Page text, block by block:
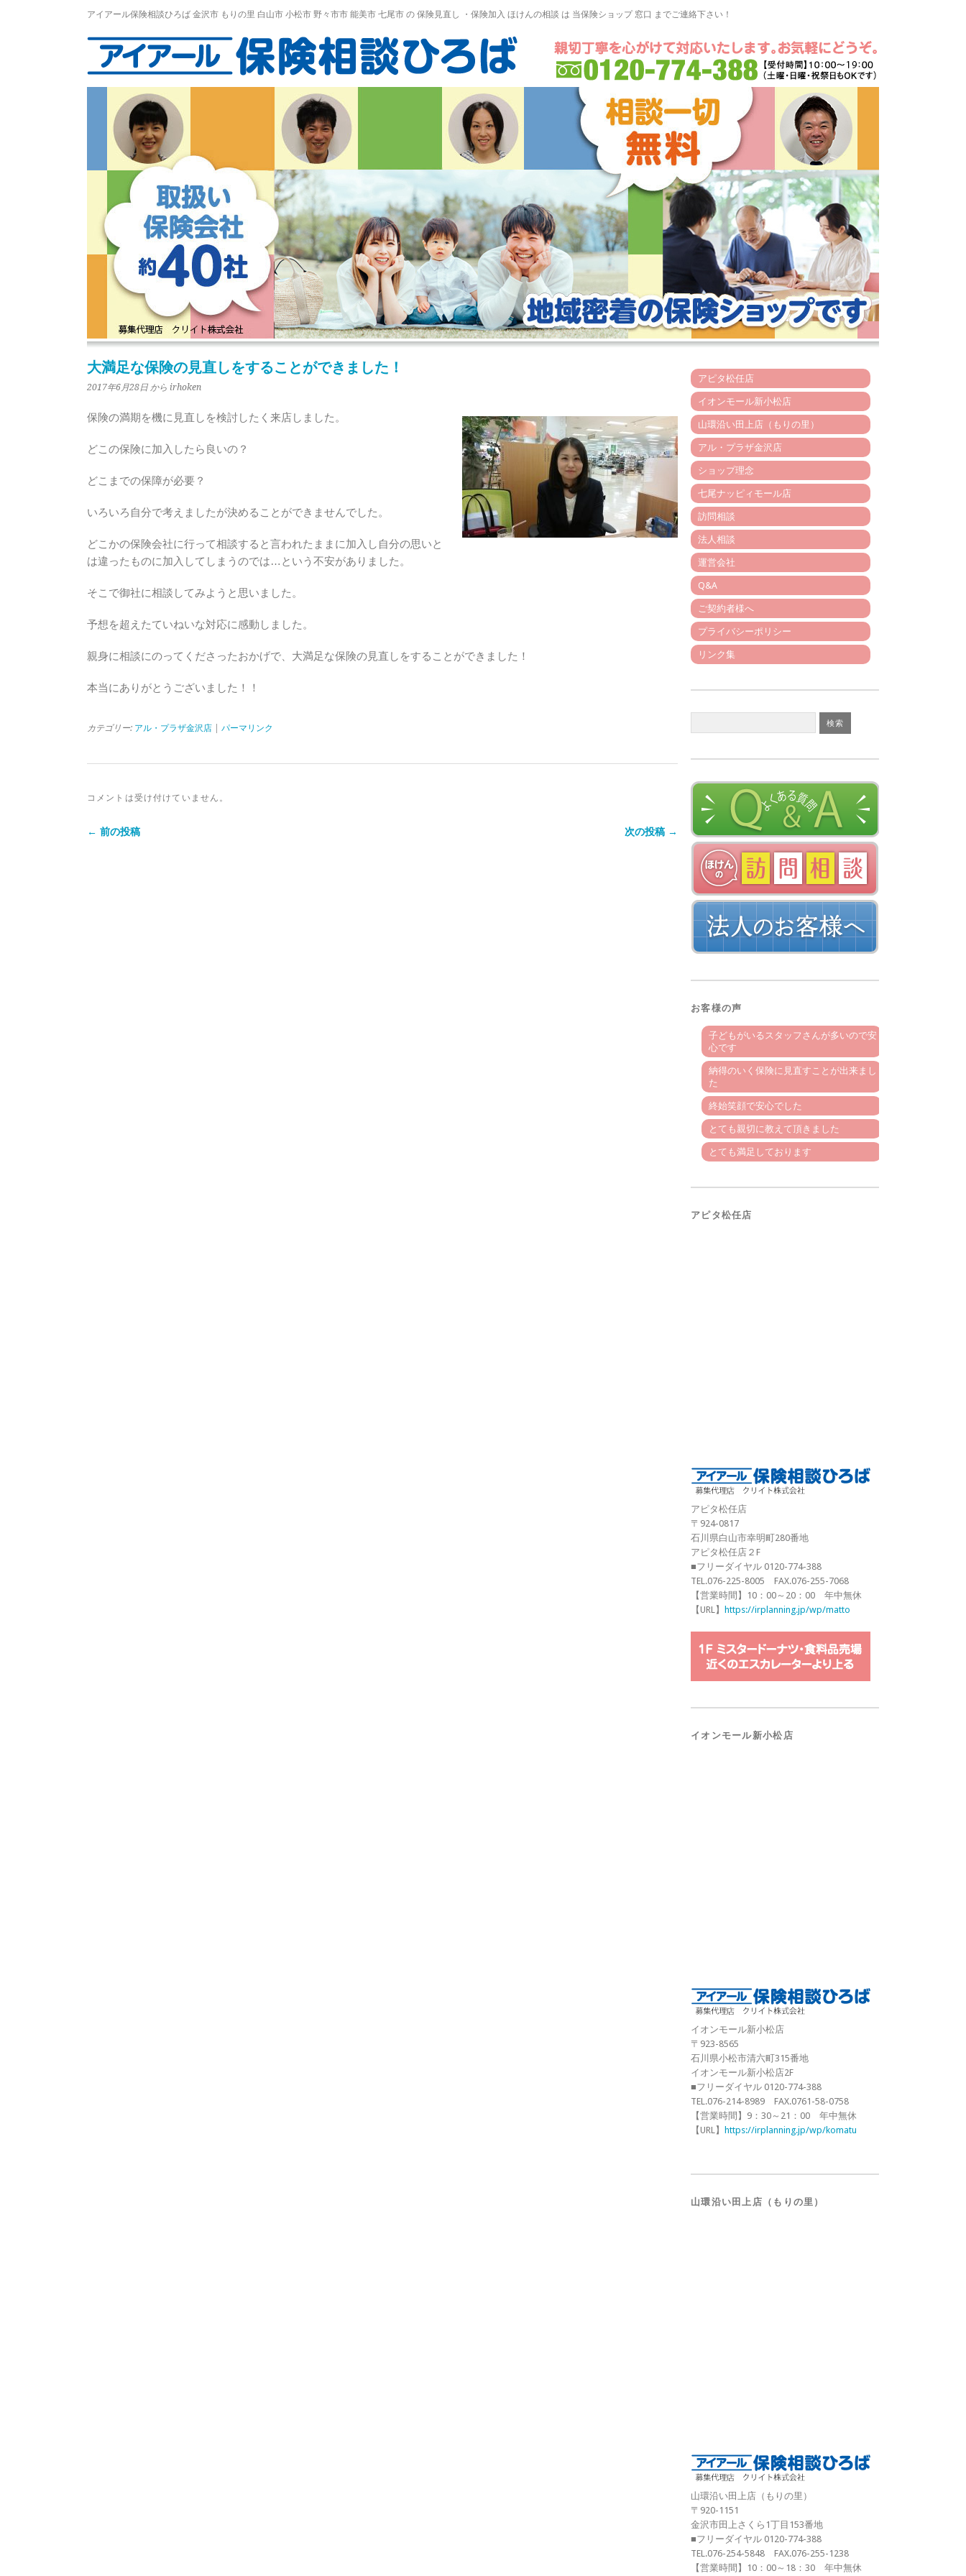
アイアール保険相談ひろば 金沢市 もりの里 白山市 小松市 野々市市 能美市 七尾市 の 保険見直し ・保険加入 ほけんの相談 は 当保険ショップ 窓口 までご連絡下さい！
大満足な保険の見直しをすることができました！
2017年6月28日 から irhoken
保険の満期を機に見直しを検討したく来店しました。
どこの保険に加入したら良いの？
どこまでの保障が必要？
いろいろ自分で考えましたが決めることができませんでした。
どこかの保険会社に行って相談すると言われたままに加入し自分の思いと
は違ったものに加入してしまうのでは…という不安がありました。
そこで御社に相談してみようと思いました。
予想を超えたていねいな対応に感動しました。
親身に相談にのってくださったおかげで、大満足な保険の見直しをすることができました！
本当にありがとうございました！！
カテゴリー: アル・プラザ金沢店 パーマリンク
コメントは受け付けていません。
← 前の投稿 次の投稿 →
アピタ松任店
イオンモール新小松店
山環沿い田上店（もりの里）
アル・プラザ金沢店
ショップ理念
七尾ナッピィモール店
訪問相談
法人相談
運営会社
Q&A
ご契約者様へ
プライバシーポリシー
リンク集
お客様の声
子どもがいるスタッフさんが多いので安
心です
納得のいく保険に見直すことが出来まし
た
終始笑顔で安心でした
とても親切に教えて頂きました
とても満足しております
アピタ松任店
アピタ松任店
〒924-0817
石川県白山市幸明町280番地
アピタ松任店２F
■フリーダイヤル 0120-774-388
TEL.076-225-8005 FAX.076-255-7068
【営業時間】10：00～20：00 年中無休
【URL】
https://irplanning.jp/wp/matto
イオンモール新小松店
イオンモール新小松店
〒923-8565
石川県小松市清六町315番地
イオンモール新小松店2F
■フリーダイヤル 0120-774-388
TEL.076-214-8989 FAX.0761-58-0758
【営業時間】9：30～21：00 年中無休
【URL】
https://irplanning.jp/wp/komatu
山環沿い田上店（もりの里）
山環沿い田上店（もりの里）
〒920-1151
金沢市田上さくら1丁目153番地
■フリーダイヤル 0120-774-388
TEL.076-254-5848 FAX.076-255-1238
【営業時間】10：00～18：30 年中無休